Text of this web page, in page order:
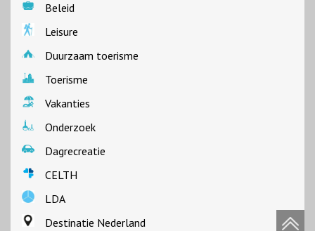
Beleid
Leisure
Duurzaam toerisme
Toerisme
Vakanties
Onderzoek
Dagrecreatie
CELTH
LDA
Destinatie Nederland